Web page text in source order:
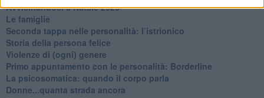
​Avvicinandoci a Natale 2023
Le famiglie
Seconda tappa nelle personalità: l’istrionico
​Storia della persona felice
Violenze di (ogni) genere
​Primo appuntamento con le personalità: Borderline
La psicosomatica: quando il corpo parla
Donne...quanta strada ancora